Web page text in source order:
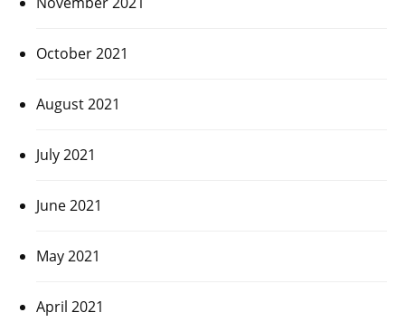
October 2021
August 2021
July 2021
June 2021
May 2021
April 2021